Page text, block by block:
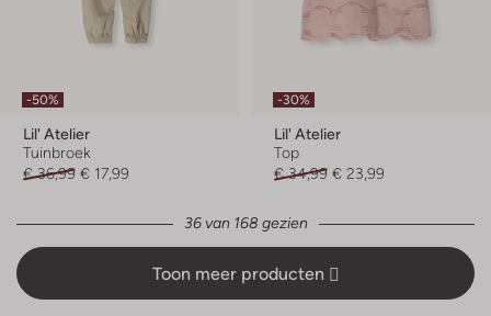
-50%
Lil' Atelier
Tuinbroek
€ 36,99 € 17,99
-30%
Lil' Atelier
Top
€ 34,99 € 23,99
36 van 168 gezien
Toon meer producten